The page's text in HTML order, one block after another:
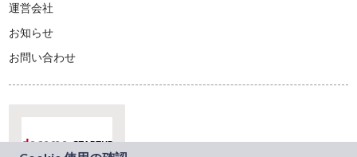
運営会社
お知らせ
お問い合わせ